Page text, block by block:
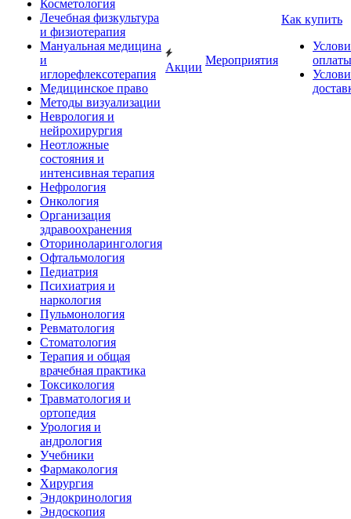
Косметология
Лечебная физкультура
и физиотерапия
Мануальная медицина
и
иглорефлексотерапия
Медицинское право
Методы визуализации
Неврология и
нейрохирургия
Неотложные
состояния и
интенсивная терапия
Нефрология
Онкология
Организация
здравоохранения
Оториноларингология
Офтальмология
Педиатрия
Психиатрия и
наркология
Пульмонология
Ревматология
Стоматология
Терапия и общая
врачебная практика
Токсикология
Травматология и
ортопедия
Урология и
андрология
Учебники
Фармакология
Хирургия
Эндокринология
Эндоскопия
Акции
Мероприятия
Как купить
оплаты